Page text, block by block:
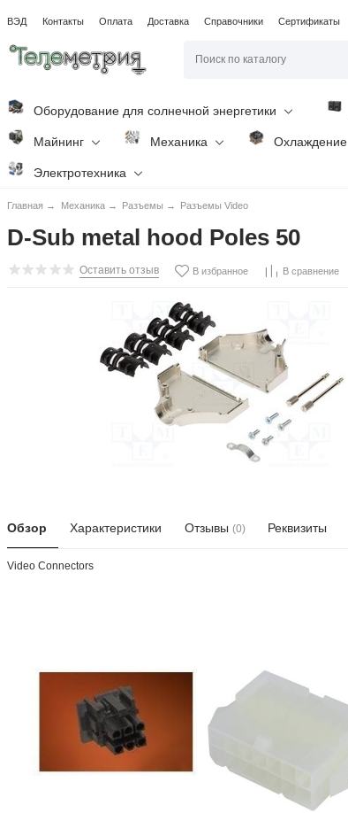
ВЭД Контакты Оплата Доставка Справочники Сертификаты
Оборудование для солнечной энергетики
Майнинг Механика Охлаждение
Электротехника
Главная → Механика → Разъемы → Разъемы Video
D-Sub metal hood Poles 50
Оставить отзыв В избранное В сравнение
Обзор Характеристики Отзывы (0) Реквизиты
Video Connectors